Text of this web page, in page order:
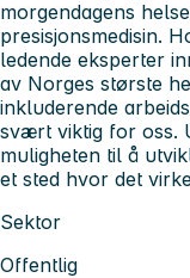
morgendagens
presisjonsmedisin.
ledende eksperter
av Norges største
inkluderende
svært viktig for oss.
muligheten til å
et sted hvor det
Sektor
Offentlig